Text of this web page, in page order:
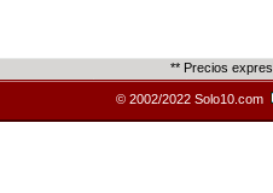
** Precios
© 2002/2022 Solo10.com